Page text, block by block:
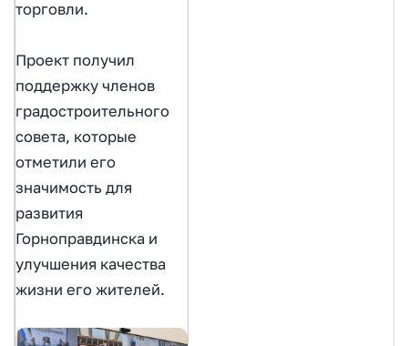
торговли.
Проект получил
поддержку членов
градостроительного
совета, которые
отметили его
значимость для
развития
Горноправдинска и
улучшения качества
жизни его жителей.